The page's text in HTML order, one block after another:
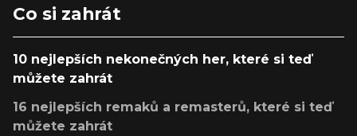
Co si zahrát
10 nejlepších nekonečných her, které si teď
můžete zahrát
16 nejlepších remaků a remasterů, které si teď
můžete zahrát